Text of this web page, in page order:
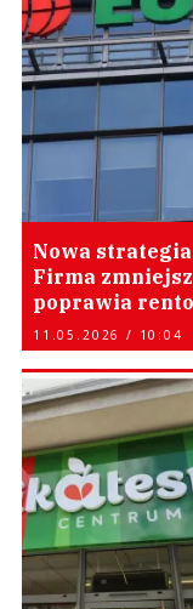
Nowa strategia
Firma
poprawia
11.05.2026 / 10:04